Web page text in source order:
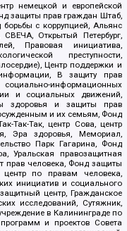
немецкой и европейской
защиты прав граждан Штаб,
с коррупцией, Альянс
Открытый Петербург,
Правовая инициатива,
преступности,
Центр поддержки и
В защиту прав
информационных
и социальных движений,
здоровья и защиты прав
и их семьям, Фонд
Так-Так, центр Сова, центр
Эра здоровья, Мемориал,
Парк Гагарина, Фонд
Уральская правозащитная
прав человека, Фонд защиты
центр по правам человека,
инициатив и социального
центр, Гражданское
исследований, Сутяжник,
в Калининграде по
и проектов Совета